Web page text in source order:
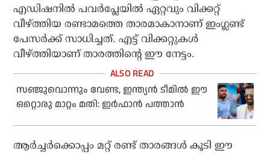
എഡിഷനില്‍ പവര്‍പ്ലേയില്‍ ഏറ്റവും വിക്കറ്റ്
വീഴ്ത്തിയ രണ്ടാമത്തെ താരമാകാനാണ് ഇംഗ്ലണ്ട്
പേസര്‍ക്ക് സാധിച്ചത്. എട്ട് വിക്കറ്റുകള്‍
വീഴ്ത്തിയാണ് താരത്തിന്റെ ഈ നേട്ടം.
സഞ്ജുവൊന്നും വേണ്ട, ഇന്ത്യന്‍ ടീമില്‍ ഈ
ഒറ്റൊരു മാറ്റം മതി: ഇര്‍ഫാന്‍ പത്താന്‍
ആര്‍ച്ചര്‍ക്കൊപ്പം മറ്റ് രണ്ട് താരങ്ങള്‍ കൂടി ഈ